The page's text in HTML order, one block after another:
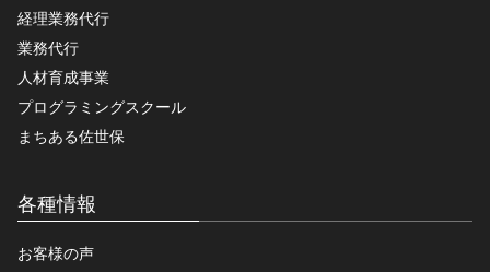
経理業務代行
業務代行
人材育成事業
プログラミングスクール
まちある佐世保
各種情報
お客様の声